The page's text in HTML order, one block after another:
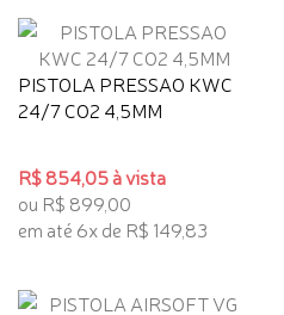
PISTOLA PRESSAO KWC
24/7 CO2 4,5MM
R$ 854,05 à vista
ou R$ 899,00
em até 6x de R$ 149,83